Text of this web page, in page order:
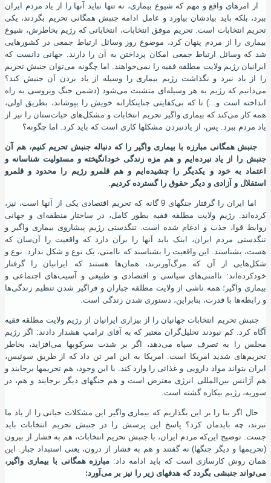
از امرهای واقع و مهم که شیوع بیماری، نه تنها نباید آنها را از یاد مردم ایران
ببرد، بلکه باید بیادشان بیاورد و عامل ادامه جنبش همگانی تحریم بگردند، یکی
تحریم انتخابات است. تحریم موفق انتخابات، انتخاباتی که رژیم بخاطرش، شیوع
بیماری را از مردم پنهان کرد، موضوع روز وسائل ارتباط جمعی در کشورهایی
شد که وسائل ارتباط جمعی امکان پرداختن به آن را دارند. جهانی دانست که
ایرانیان رﮊیم ولایت مطلقه فقیه را نمی‌خواهند. اما چگونه می‌توان جنبش تحریم
را از یاد نبرد و نگذاشت رژیم بیماری را وسیله از یاد بردن آن جنبش کند؟
می‌دانیم که رژیم به هر وسیله‌ای متشبث می‌شود (دشمن جنگ ویروسی به راه
انداخته است و...) تا که بی‌کفایتی جنایتکارانه خویش را بپوشاند، بطریق اولی،
همه کار می‌کند که بیماری واگیر تحریم انتخابات و مشکل‌های حیات‌ستان را نیز از
یاد مردم ببرد. پس، از یادنبردن مشکلها کاری است که باید کرد. اما چگونه؟
جنبش همگانی مبارزه با بیماری واگیر را که دنباله جنبش تحریم کنیم، هم آن
جنبش را از یاد نبرده‌ایم و هم مزه زندگی خودانگیخته و مسئولیت شناسانه و
اعتماد به خود و یکدیگر را چشیده‌ایم و هم قلمرو رژیم را محدود و قلمرو
استقلال و آزادی و دیگر حقوق را گسترده کردیم
اما ایران را گرفتار جنگهای 9 گانه که تحریم اقتصادی یکی از آنها است، نیز،
کرده‌اند. رژیم ولایت مطلقه فقیه بطور کامل، در ساختار منطقه‌ای و جهانی
روابط قوا، جذب و ادغام شده‌ است. تنگدستی رژیم پیشاروی بیماری واگیر و
تنگدستی مردم ایران، اینک باید آنها را برآن دارد که واقعیت را آن‌سان که
هست، بشناسند. این واقعیت را بشناسند که ناامنی، یک نوع و شکل ندارد. نوع و
شکل‌هایی از آن که مرگ‌آورترند، همان‌ها هستند که ایرانیان را گرفتار
خودکرده‌اند: ناامنی‌های سیاسی و اقتصادی و طبیعی و آسیب‌های اجتماعی و
بیماری واگیر؛ همه ناشی از ولایت مطلقه جباران و فراگیر شدن تنظیم زندگی‌ها
و رابطه‌ها با قدرت، بنابراین، دستوری شدن زندگی است.
جنبش تحریم انتخابات جهانیان را از بیزاری ایرانیان از رژیم ولایت مطلقه فقیه
آگاه کرد. کم نبودند تحلیل‌گران معتبر که به آقای ترامپ هشدار دادند: اگر رژیم
مجلس را به تصرف سپاه می‌دهد، اگر بر شدت سرکوبها می‌افزاید، بخاطر
تحریم‌های شدید امریکا است. امریکا به این امر تن داد که از طریق سوئیس،
ایران بتواند مواد دارویی و غذائی را وارد کند. با این وجود، هم تحریمها برجایند و
هم آﮊانس بین‌المللی انرژی معترض است و هم جنگهای دیگر برجایند و هم، در
سوریه، رژیم بیکاره گشته‌ است.
حال اگر بنا را بر این بگذاریم که بیماری واگیر این مشکلات حیاتی را از یاد ما
نبرند، چه بایدمان کرد؟ پاسخ این پرسش را در جنبش تحریم انتخابات باید
جست. توضیح این‌که مردم ایران، با جنبش تحریم انتخابات، هم به فشار از بیرون
(تحریمها و دیگر جنگها) نه گفتند و هم به فشار از درون، یعنی استبداد جبار. این
همان روش کارسازی است که باید ادامه داد: مبارزه همگانی با بیماری واگیر،
می‌تواند جنبشی بگردد که هدفهای زیر را نیز بر می‌آورد: